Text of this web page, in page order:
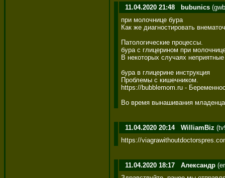
11.04.2020 21:48 bubunics
при молочнице бура
Как же диагностировать
Патологические процессы.
бура с глицерином при
В некоторых случаях
бура в глицерине инструкция
Проблемы с кишечником.
https://bubblemom.ru -
Во время вынашивания младенца
11.04.2020 20:14 WilliamBiz
https://
11.04.2020 18:17 Александр